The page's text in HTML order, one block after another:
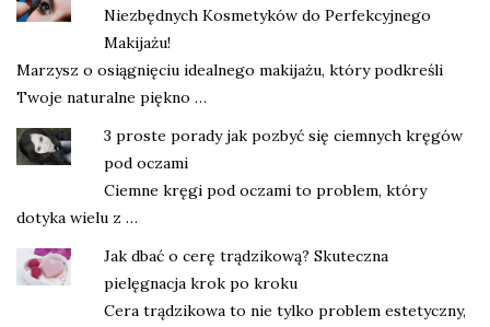
Niezbędnych Kosmetyków do Perfekcyjnego
Makijażu!
Marzysz o osiągnięciu idealnego makijażu, który podkreśli
Twoje naturalne piękno …
3 proste porady jak pozbyć się ciemnych kręgów
pod oczami
Ciemne kręgi pod oczami to problem, który
dotyka wielu z …
Jak dbać o cerę trądzikową? Skuteczna
pielęgnacja krok po kroku
Cera trądzikowa to nie tylko problem estetyczny,